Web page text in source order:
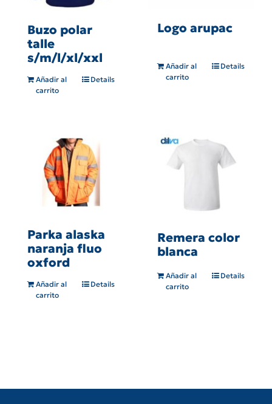
Buzo polar
talle
s/m/l/xl/xxl
Añadir al
carrito
Details
Logo arupac
Añadir al
carrito
Details
Parka alaska
naranja fluo
oxford
Añadir al
carrito
Details
Remera color
blanca
Añadir al
carrito
Details